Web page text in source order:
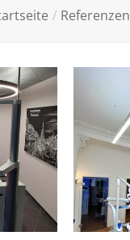
/ Referenzen